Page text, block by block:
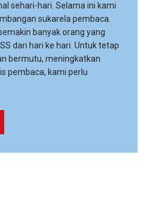
sehari-hari. Selama ini kami
sukarela pembaca.
banyak orang yang
dari hari ke hari. Untuk tetap
bermutu, meningkatkan
pembaca, kami perlu